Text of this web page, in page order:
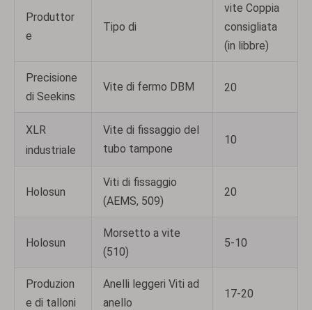
Produttor
e
Tipo di
vite Coppia
consigliata
(in libbre)
Precisione
di Seekins
Vite di fermo DBM 20
XLR
industriale
Vite di fissaggio del
tubo tampone
10
Holosun
Viti di fissaggio
(AEMS, 509)
20
Holosun
Morsetto a vite
(510)
5-10
Produzion
e di talloni
Anelli leggeri Viti ad
anello
17-20